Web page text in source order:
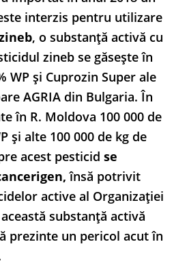
interzis pentru utilizare
, o substanță activă cu
zineb se găsește în
WP și Cuprozin Super ale
AGRIA din Bulgaria. În
în R. Moldova 100 000 de
și alte 100 000 de kg de
acest pesticid se
însă potrivit
active al Organizației
substanță activă
prezinte un pericol acut în